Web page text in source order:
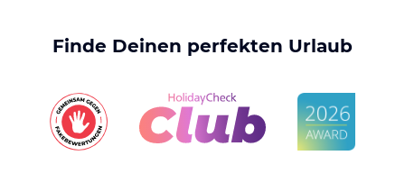
Finde Deinen perfekten Urlaub